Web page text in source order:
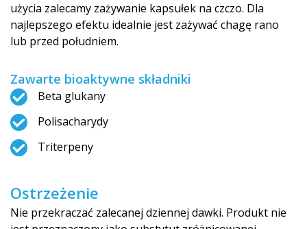
użycia zalecamy zażywanie kapsułek na czczo. Dla
najlepszego efektu idealnie jest zażywać chagę rano
lub przed południem.
Zawarte bioaktywne składniki
Beta glukany
Polisacharydy
Triterpeny
Ostrzeżenie
Nie przekraczać zalecanej dziennej dawki. Produkt nie